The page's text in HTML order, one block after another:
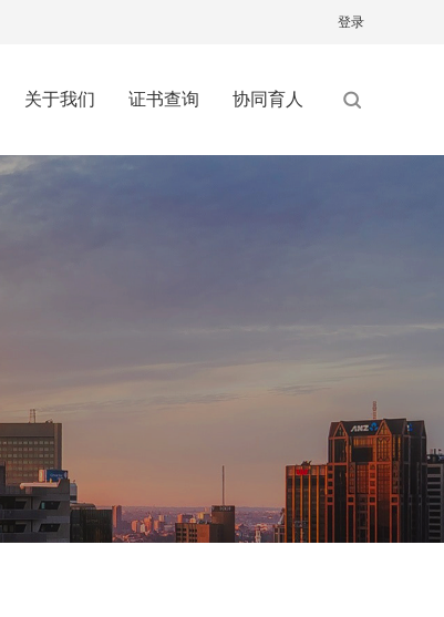
登录
关于我们 证书查询 协同育人